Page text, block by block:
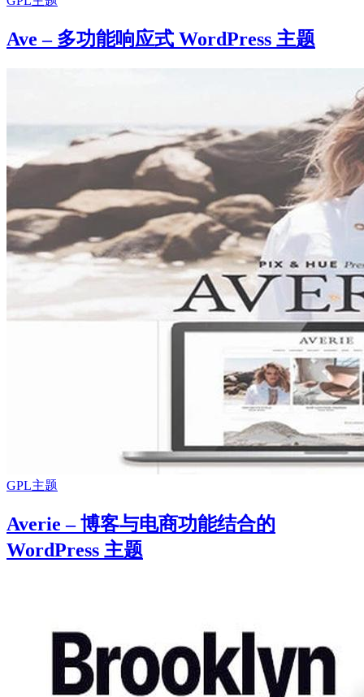
Ave – 多功能响应式 WordPress 主题
GPL主题
Averie – 博客与电商功能结合的
WordPress 主题